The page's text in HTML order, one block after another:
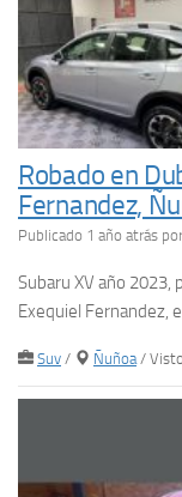
Robado en
Fernandez,
Publicado 1 año atrás
Subaru XV año 2023,
Exequiel Fernandez,
Suv / Ñuñoa/